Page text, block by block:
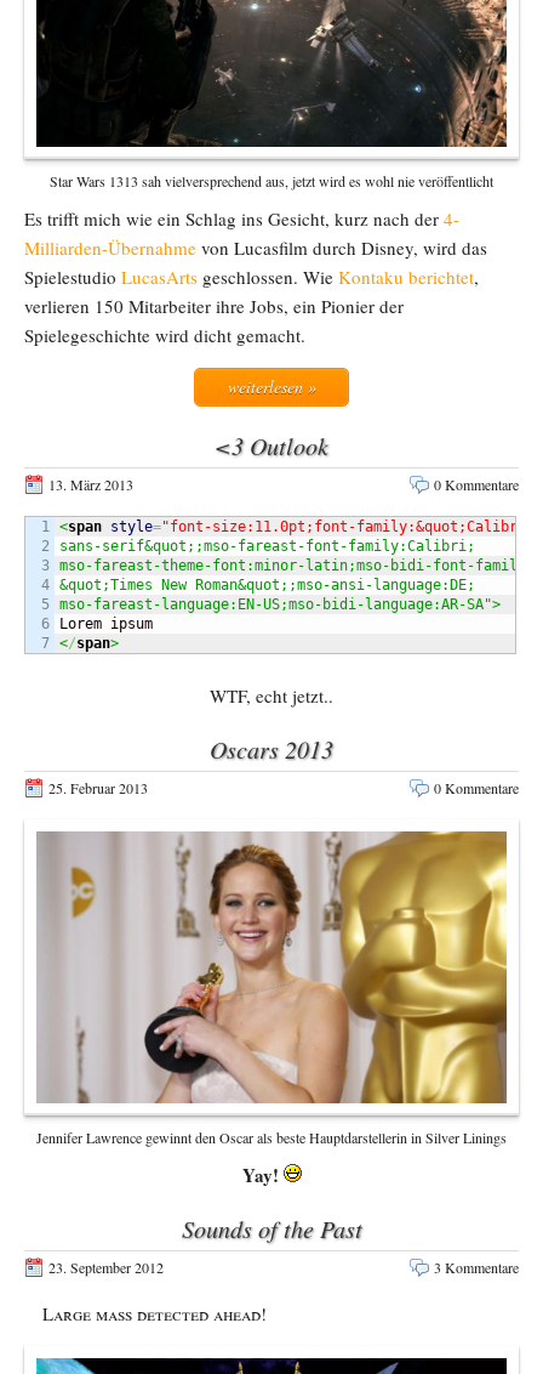
Star Wars 1313 sah vielversprechend aus, jetzt wird es wohl nie veröffentlicht
Es trifft mich wie ein Schlag ins Gesicht, kurz nach der 4-
Milliarden-Übernahme von Lucasfilm durch Disney, wird das
Spielestudio LucasArts geschlossen. Wie Kontaku berichtet,
verlieren 150 Mitarbeiter ihre Jobs, ein Pionier der
Spielegeschichte wird dicht gemacht.
weiterlesen »
<3 Outlook
13. März 2013 0 Kommentare
1
2
3
4
5
6
<span style="font-size:11.0pt;font-
sans-serif&quot;;mso-fareast-font-family:Calibri;
mso-fareast-theme-font:minor-latin;mso-bidi-font-family:
&quot;Times New Roman&quot;;mso-ansi-language:DE;
mso-fareast-language:EN-US;mso-bidi-language:AR-SA">
</span>
WTF, echt jetzt..
Oscars 2013
25. Februar 2013 0 Kommentare
Jennifer Lawrence gewinnt den Oscar als beste Hauptdarstellerin in Silver Linings
Yay!
Sounds of the Past
23. September 2012 3 Kommentare
Large mass detected ahead!